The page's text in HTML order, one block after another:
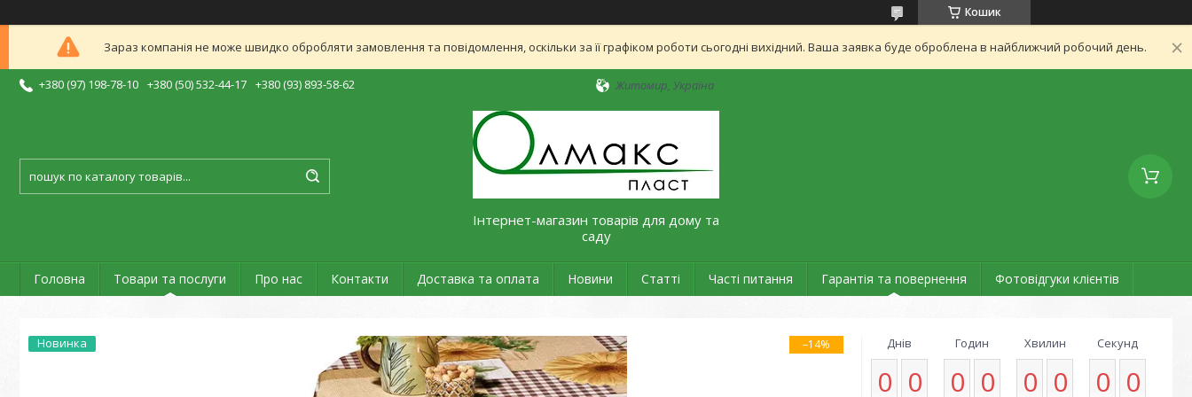
Кошик
Зараз компанія не може швидко обробляти замовлення та повідомлення, оскільки за її графіком роботи сьогодні вихідний. Ваша заявка буде оброблена в найближчий робочий день.
+380 (97) 198-78-10 +380 (50) 532-44-17 +380 (93) 893-58-62 Житомир, Україна
Інтернет-магазин товарів для дому та
саду
Головна Товари та послуги Про нас Контакти Доставка та оплата Новини Статті Часті питання Гарантія та повернення Фотовідгуки клієнтів
Новинка –14% Днів
0 0
Годин
0 0
Хвилин
0 0
Секунд
0 0